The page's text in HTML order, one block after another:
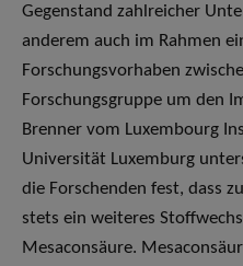
Gegenstand zahlreicher
anderem auch im Rahmen
Forschungsvorhaben
Forschungsgruppe um den
Brenner vom Luxembourg
Universität Luxemburg
die Forschenden fest, dass
stets ein weiteres
Mesaconsäure.